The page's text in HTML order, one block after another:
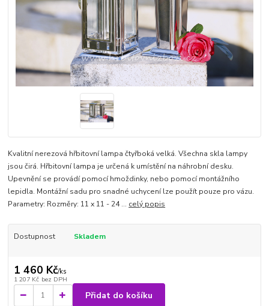
Kvalitní nerezová hřbitovní lampa čtyřboká velká. Všechna skla lampy
jsou čirá. Hřbitovní lampa je určená k umístění na náhrobní desku.
Upevnění se provádí pomocí hmoždinky, nebo pomocí montážního
lepidla. Montážní sadu pro snadné uchycení lze použít pouze pro vázu.
Parametry: Rozměry: 11 x 11 - 24 ... celý popis
Dostupnost Skladem
1 460 Kč/ks
1 207 Kč bez DPH
Přidat do košíku